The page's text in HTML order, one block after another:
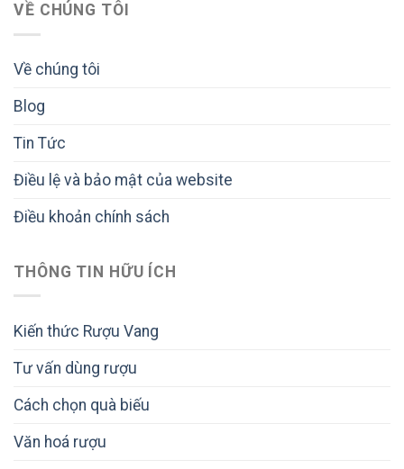
VỀ CHÚNG TÔI
Về chúng tôi
Blog
Tin Tức
Điều lệ và bảo mật của website
Điều khoản chính sách
THÔNG TIN HỮU ÍCH
Kiến thức Rượu Vang
Tư vấn dùng rượu
Cách chọn quà biếu
Văn hoá rượu